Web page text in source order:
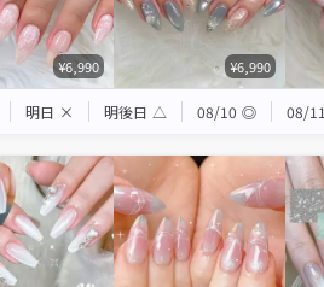
¥6,990 ¥6,990
明日 × 明後日 △ 08/10 ◎ 08/11